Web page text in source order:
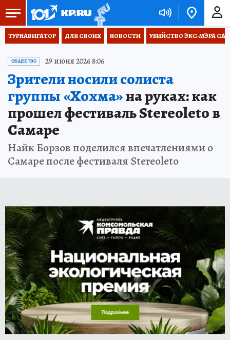
ТУРНАВИГАТОР ДЛЯ СВОИХ НОВОСТИ УБИЙСТВО ЭКС-МЭРА
ОБЩЕСТВО 29 июня 2026 8:06
Зрители носили солиста
группы «Хохма»на руках: как
прошел фестиваль Stereoleto в
Самаре
Найк Борзов поделился впечатлениями о
Самаре после фестиваля Stereoleto